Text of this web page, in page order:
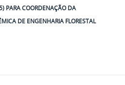
PARA COORDENAÇÃO DA
DE ENGENHARIA FLORESTAL